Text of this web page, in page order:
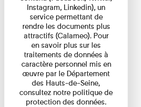
Instagram, Linkedin), un
service permettant de
rendre les documents plus
attractifs (Calameo). Pour
en savoir plus sur les
traitements de données à
caractère personnel mis en
œuvre par le Département
des Hauts-de-Seine,
consultez notre politique de
protection des données.